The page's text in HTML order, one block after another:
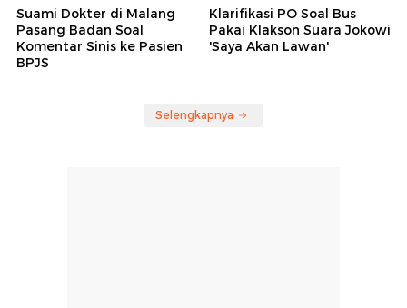
Suami Dokter di Malang
Pasang Badan Soal
Komentar Sinis ke Pasien
BPJS
Klarifikasi PO Soal Bus
Pakai Klakson Suara Jokowi
'Saya Akan Lawan'
Selengkapnya